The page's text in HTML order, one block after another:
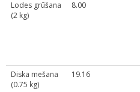
Lodes grūšana
(2 kg)
8.00
Diska mešana
(0.75 kg)
19.16